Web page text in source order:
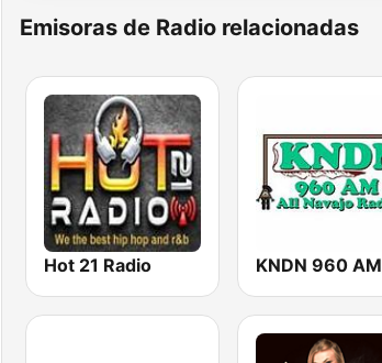
Emisoras de Radio relacionadas
Hot 21 Radio KNDN 960 AM